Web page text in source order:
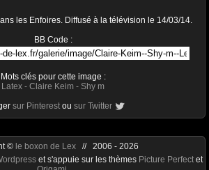
les Enfoires. Diffusé à la télévision le 14/03/14.
BB Code :
Mots clés pour cette image :
Latex - Claire Keim - Shy m
sur Pinterest ou sur Twitter
© le boxon de Lex// 2006 - 2026
et s'appuie sur les thèmes Picture Perfect et